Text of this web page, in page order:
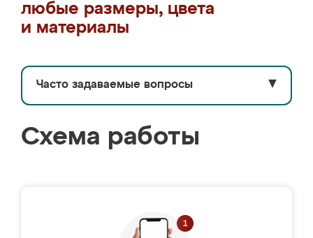
любые размеры, цвета
и материалы
Часто задаваемые вопросы ▼
Схема работы